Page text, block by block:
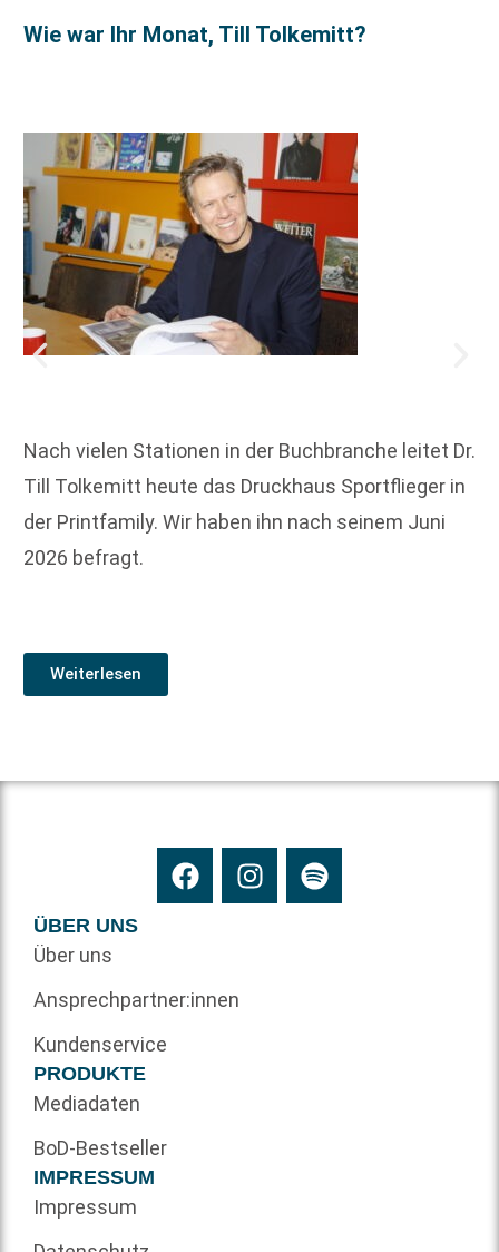
Wie war Ihr Monat, Till Tolkemitt?
Nach vielen Stationen in der Buchbranche leitet Dr.
Till Tolkemitt heute das Druckhaus Sportflieger in
der Printfamily. Wir haben ihn nach seinem Juni
2026 befragt.
Weiterlesen
ÜBER UNS
Über uns
Ansprechpartner:innen
Kundenservice
PRODUKTE
Mediadaten
BoD-Bestseller
IMPRESSUM
Impressum